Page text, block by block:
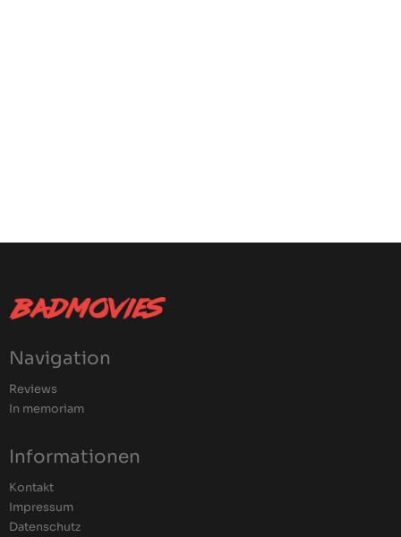
Navigation
Reviews
In memoriam
Informationen
Kontakt
Impressum
Datenschutz